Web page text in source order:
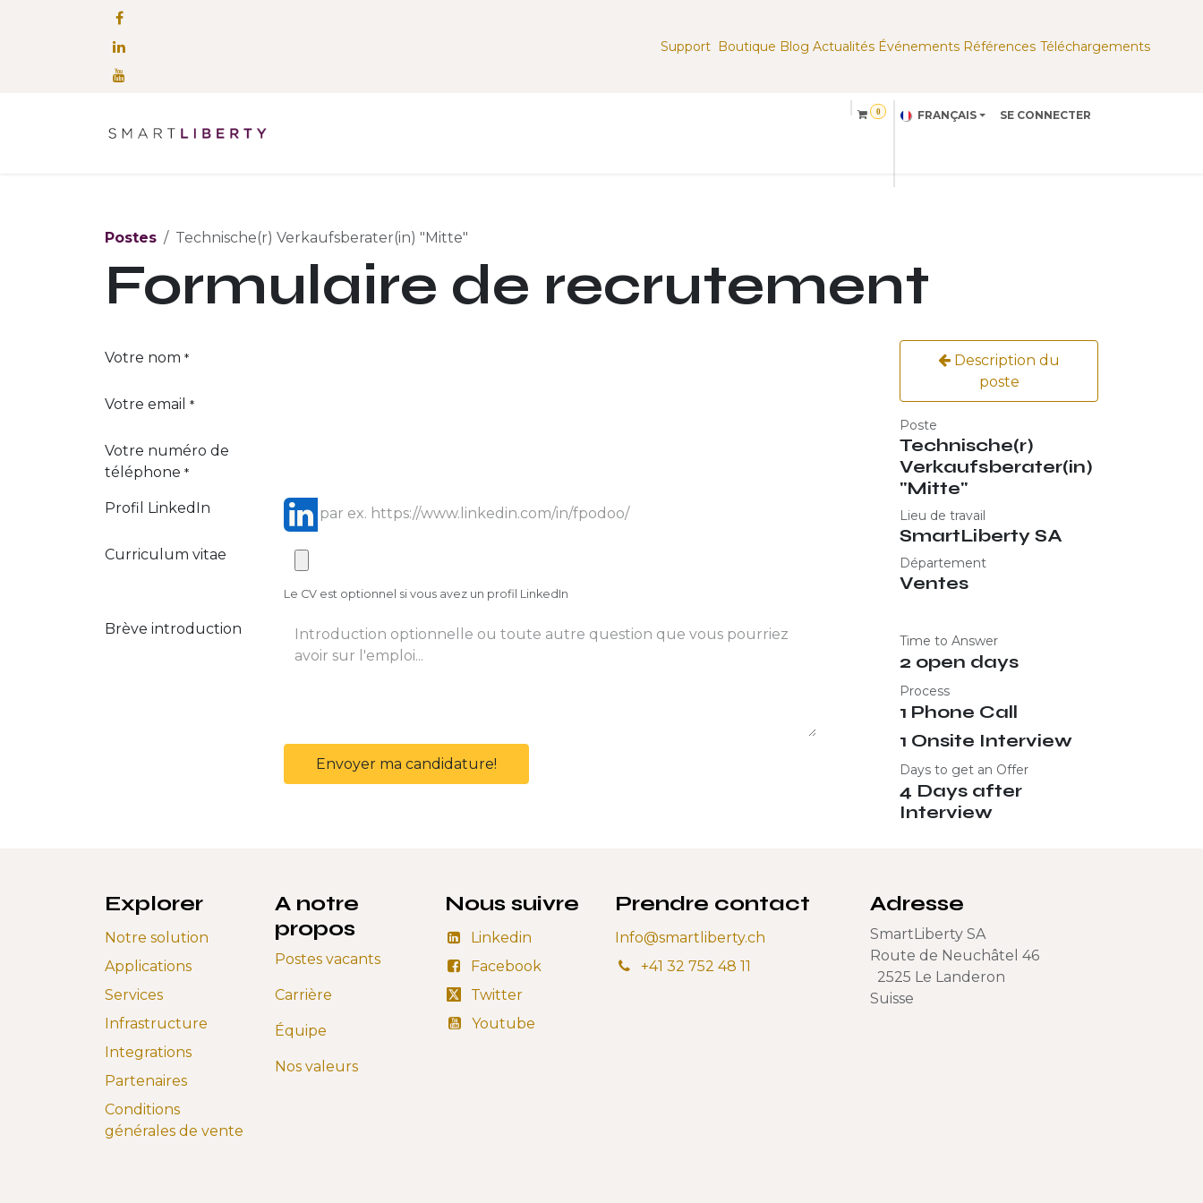
Se rendre au contenu
Support Boutique Blog Actualités Événements Références Téléchargements
0 FRANÇAIS SE CONNECTER
Postes Technische(r) Verkaufsberater(in) "Mitte"
Formulaire de recrutement
Votre nom *
Votre email *
Votre numéro de
téléphone *
Profil LinkedIn
Curriculum vitae
Le CV est optionnel si vous avez un profil LinkedIn
Brève introduction
Envoyer ma candidature!
Description du
poste
Poste
Technische(r)
Verkaufsberater(in)
"Mitte"
Lieu de travail
SmartLiberty SA
Département
Ventes
Time to Answer
2 open days
Process
1 Phone Call
1 Onsite Interview
Days to get an Offer
4 Days after
Interview
Explorer
Notre solution
Applications
Services
Infrastructure
Integrations
Partenaires
Conditions
générales de vente
A notre
propos
Postes vacants
Carrière
Équipe
Nos valeurs
Nous suivre
Linkedin
Facebook
Twitter
Youtube
Prendre contact
Info@smartliberty.ch
+41 32 752 48 11
Adresse
SmartLiberty SA
Route de Neuchâtel 46
2525 Le Landeron
Suisse